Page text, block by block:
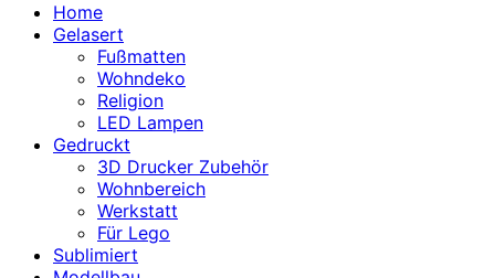
Home
Gelasert
Fußmatten
Wohndeko
Religion
LED Lampen
Gedruckt
3D Drucker Zubehör
Wohnbereich
Werkstatt
Für Lego
Sublimiert